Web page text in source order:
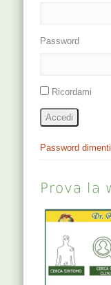
Password
Ricordami
Accedi
Password
Prova la